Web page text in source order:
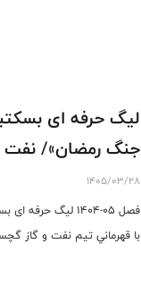
لیگ حرفه ای
جنگ رمضان»/ نفت
1405/03/28
فصل ٠٥-١٤٠٤ لیگ
با قهرماني تيم نفت و گاز